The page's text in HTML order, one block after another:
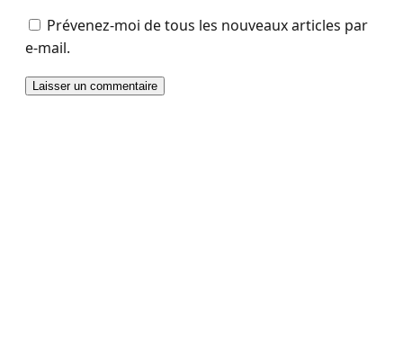
Prévenez-moi de tous les nouveaux articles par
e-mail.